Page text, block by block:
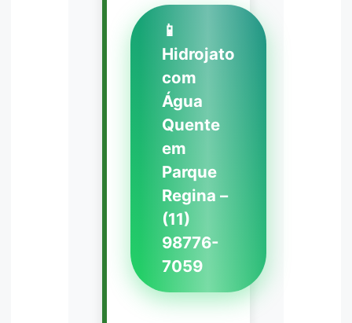
📱
Hidrojato
com
Água
Quente
em
Parque
Regina –
(11)
98776-
7059